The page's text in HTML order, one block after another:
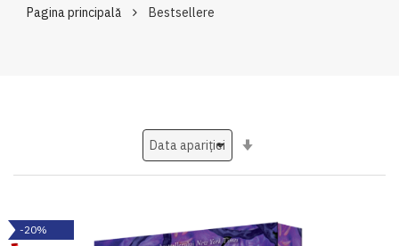
Pagina principală Bestsellere
-20%